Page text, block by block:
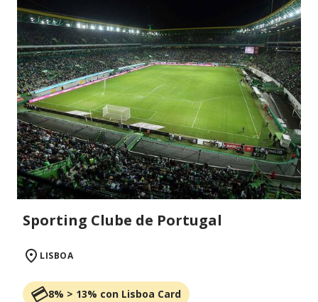
Sporting Clube de Portugal
LISBOA
8% > 13% con Lisboa Card